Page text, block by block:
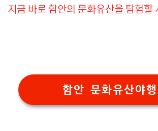
지금 바로 함안의 문화유산을 탐험할
함안 문화유산야행